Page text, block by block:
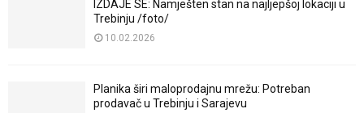
IZDAJE SE: Namješten stan na najljepšoj lokaciji u
Trebinju /foto/
10.02.2026
Planika širi maloprodajnu mrežu: Potreban
prodavač u Trebinju i Sarajevu